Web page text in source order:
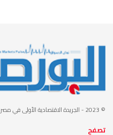
© 2023 - الجريدة الاقتصادية الأولى في مصر
تصفح